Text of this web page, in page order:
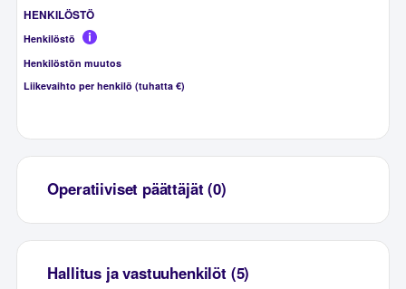
HENKILÖSTÖ
Henkilöstö
Henkilöstön muutos
Liikevaihto per henkilö (tuhatta €)
Operatiiviset päättäjät (0)
Hallitus ja vastuuhenkilöt (5)